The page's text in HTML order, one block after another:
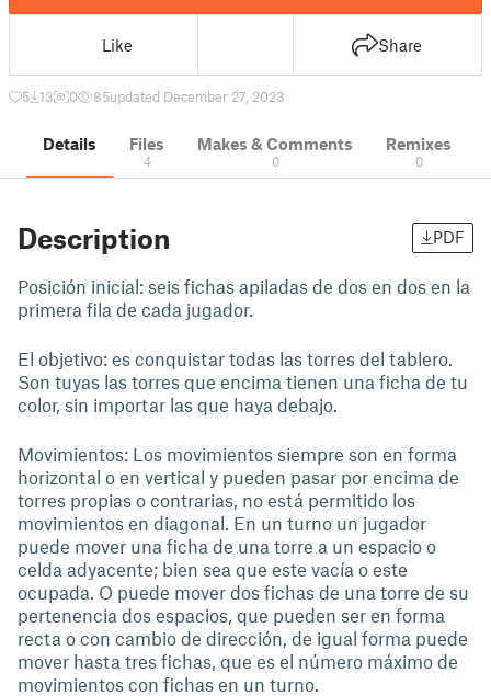
Like Share
5 13 0 85updated December 27, 2023
Details Files
4
Makes & Comments
0
Remixes
0
Description PDF
Posición inicial: seis fichas apiladas de dos en dos en la
primera fila de cada jugador.
El objetivo: es conquistar todas las torres del tablero.
Son tuyas las torres que encima tienen una ficha de tu
color, sin importar las que haya debajo.
Movimientos: Los movimientos siempre son en forma
horizontal o en vertical y pueden pasar por encima de
torres propias o contrarias, no está permitido los
movimientos en diagonal. En un turno un jugador
puede mover una ficha de una torre a un espacio o
celda adyacente; bien sea que este vacía o este
ocupada. O puede mover dos fichas de una torre de su
pertenencia dos espacios, que pueden ser en forma
recta o con cambio de dirección, de igual forma puede
mover hasta tres fichas, que es el número máximo de
movimientos con fichas en un turno.